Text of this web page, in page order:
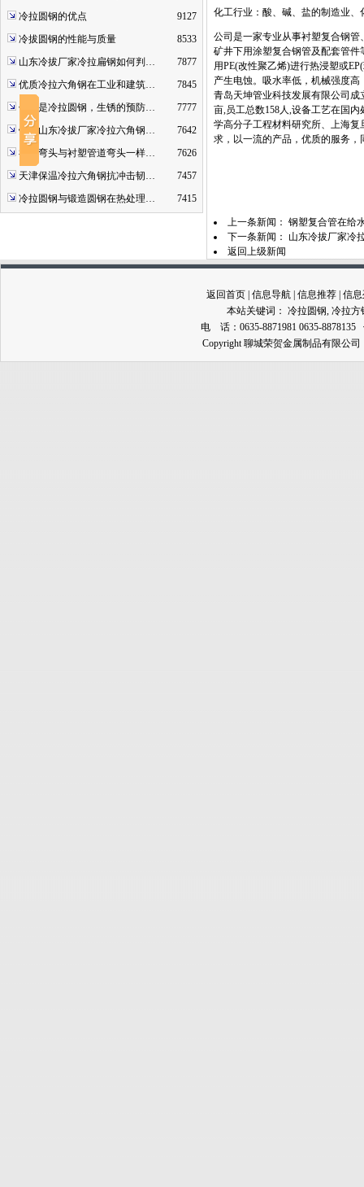
冷拉圆钢的优点
9127
冷拔圆钢的性能与质量
8533
山东冷拔厂家冷拉扁钢如何判…
7877
优质冷拉六角钢在工业和建筑…
7845
什么是冷拉圆钢，生锈的预防…
7777
钢厂山东冷拔厂家冷拉六角钢…
7642
衬塑弯头与衬塑管道弯头一样…
7626
天津保温冷拉六角钢抗冲击韧…
7457
冷拉圆钢与锻造圆钢在热处理…
7415
化工行业：酸、碱、盐的制造业
公司是一家专业从事衬塑复合钢
矿井下用涂塑复合钢管及配套管
用PE(改性聚乙烯)进行热浸塑或
产生电蚀。吸水率低，机械强度
青岛天坤管业科技发展有限公司成
亩,员工总数158人,设备工艺在国
学高分子工程材料研究所、上海
求，以一流的产品，优质的服务
上一条新闻： 钢塑复合管在给
下一条新闻：
山东冷拔厂家冷
返回上级新闻
返回首页 信息导航 信息推荐 信
本站关键词： 冷拉圆钢, 冷拉方
电 话：0635-8871981 0635-
Copyright 聊城荣贺金属制品有限